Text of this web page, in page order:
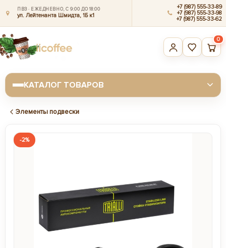
ПВЗ · ЕЖЕДНЕВНО, С 9:00 ДО 18:00
ул. Лейтенанта Шмидта, 1Б к1
+7 (987) 555-33-89
+7 (987) 555-33-98
+7 (987) 555-33-62
0
КАТАЛОГ ТОВАРОВ
Элементы подвески
-2%